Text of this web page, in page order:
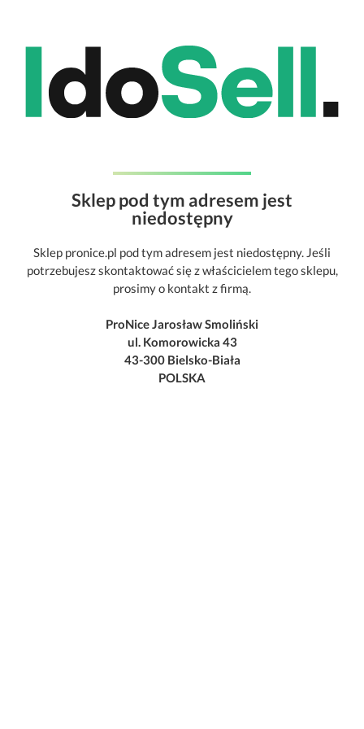
Sklep pod tym adresem jest
niedostępny
Sklep pronice.pl pod tym adresem jest niedostępny. Jeśli
potrzebujesz skontaktować się z właścicielem tego sklepu,
prosimy o kontakt z firmą.
ProNice Jarosław Smoliński
ul. Komorowicka 43
43-300 Bielsko-Biała
POLSKA